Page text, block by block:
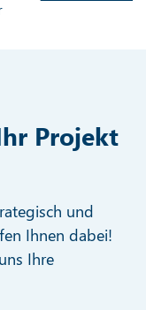
Projekt
und
Ihnen dabei!
Ihre